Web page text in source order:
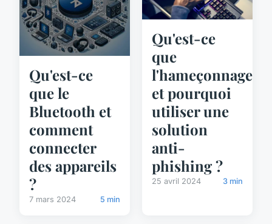
Qu'est-ce
que le
Bluetooth et
comment
connecter
des appareils
?
7 mars 2024 5 min
Qu'est-ce
que
l'hameçonnage
et pourquoi
utiliser une
solution
anti-
phishing ?
25 avril 2024 3 min